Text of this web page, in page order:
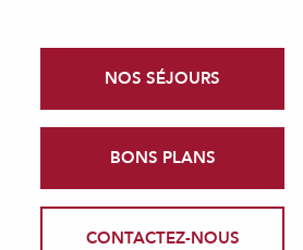
NOS SÉJOURS
BONS PLANS
CONTACTEZ-NOUS